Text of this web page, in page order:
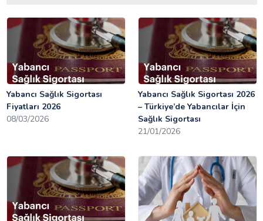
Yabancı Sağlık Sigortası
Fiyatları 2026
08/03/2026
Yabancı Sağlık Sigortası 2026
– Türkiye’de Yabancılar İçin
Sağlık Sigortası
21/01/2026